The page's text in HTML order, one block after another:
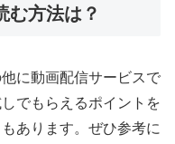
む方法は？
に動画配信サービスで
でもらえるポイントを
もあります。ぜひ参考に